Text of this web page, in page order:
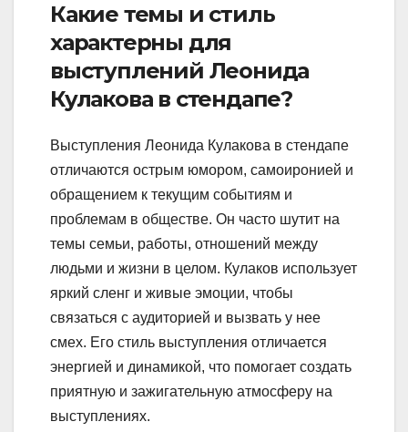
Какие темы и стиль
характерны для
выступлений Леонида
Кулакова в стендапе?
Выступления Леонида Кулакова в стендапе
отличаются острым юмором, самоиронией и
обращением к текущим событиям и
проблемам в обществе. Он часто шутит на
темы семьи, работы, отношений между
людьми и жизни в целом. Кулаков использует
яркий сленг и живые эмоции, чтобы
связаться с аудиторией и вызвать у нее
смех. Его стиль выступления отличается
энергией и динамикой, что помогает создать
приятную и зажигательную атмосферу на
выступлениях.